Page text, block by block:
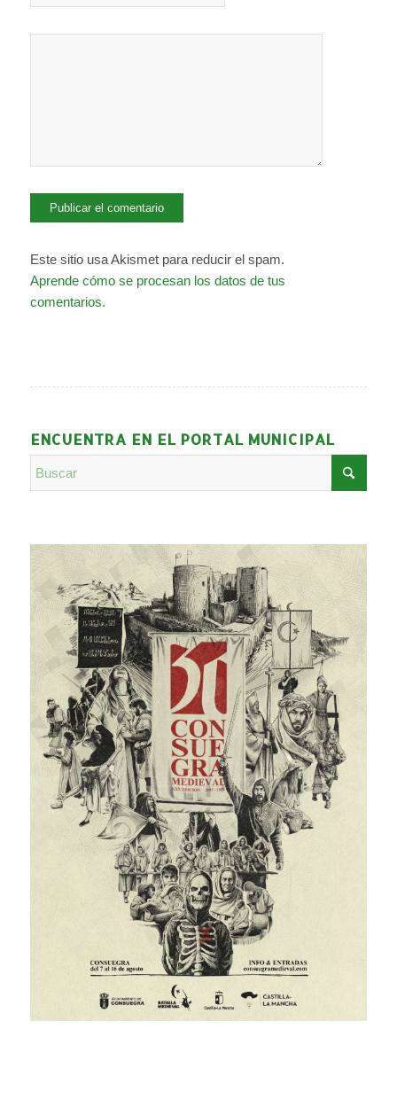
Este sitio usa Akismet para reducir el spam.
Aprende cómo se procesan los datos de tus
comentarios.
ENCUENTRA EN EL PORTAL MUNICIPAL